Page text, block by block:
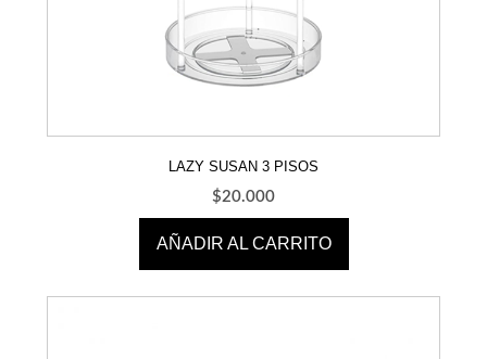
LAZY SUSAN 3 PISOS
$20.000
AÑADIR AL CARRITO